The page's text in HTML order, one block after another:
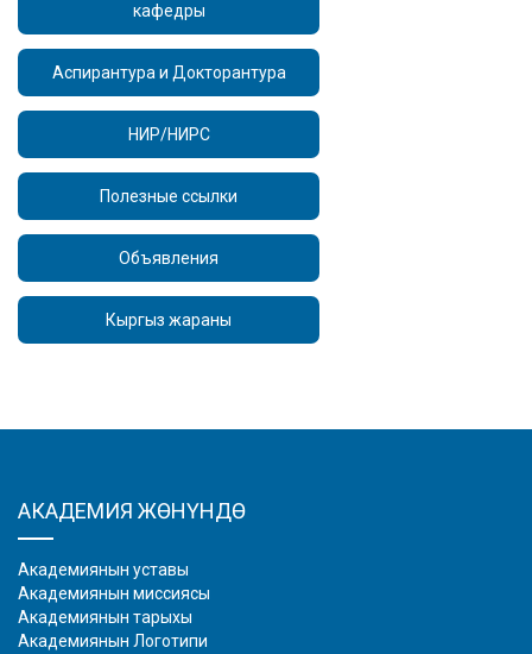
кафедры
Аспирантура и Докторантура
НИР/НИРС
Полезные ссылки
Объявления
Кыргыз жараны
АКАДЕМИЯ ЖӨНҮНДӨ
Академиянын уставы
Академиянын миссиясы
Академиянын тарыхы
Академиянын Логотипи